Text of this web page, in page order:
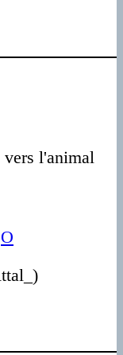
vers l'animal